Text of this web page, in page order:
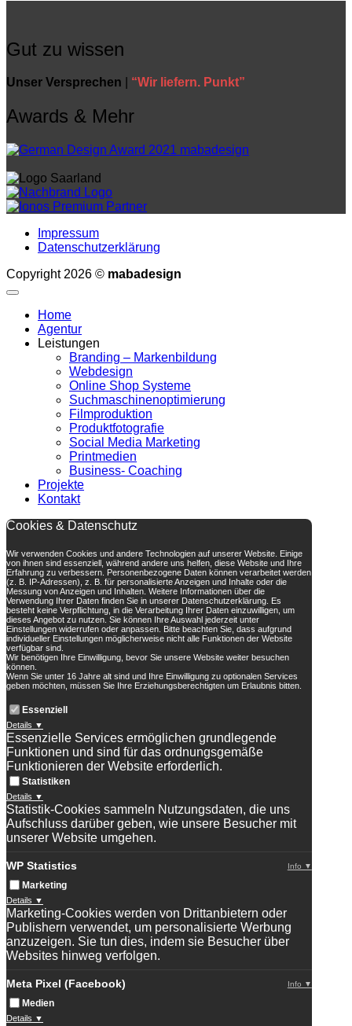
Gut zu wissen
Unser Versprechen “Wir liefern. Punkt”
Awards & Mehr
Impressum
Datenschutzerklärung
Copyright 2026 © mabadesign
Home
Agentur
Leistungen
Branding – Markenbildung
Webdesign
Online Shop Systeme
Suchmaschinenoptimierung
Filmproduktion
Produktfotografie
Social Media Marketing
Printmedien
Business- Coaching
Projekte
Kontakt
Cookies & Datenschutz
Wir verwenden Cookies und andere Technologien auf unserer Website. Einige
von ihnen sind essenziell, während andere uns helfen, diese Website und Ihre
Erfahrung zu verbessern. Personenbezogene Daten können verarbeitet werden
(z. B. IP-Adressen), z. B. für personalisierte Anzeigen und Inhalte oder die
Messung von Anzeigen und Inhalten. Weitere Informationen über die
Verwendung Ihrer Daten finden Sie in unserer Datenschutzerklärung. Es
besteht keine Verpflichtung, in die Verarbeitung Ihrer Daten einzuwilligen, um
dieses Angebot zu nutzen. Sie können Ihre Auswahl jederzeit unter
Einstellungen widerrufen oder anpassen. Bitte beachten Sie, dass aufgrund
individueller Einstellungen möglicherweise nicht alle Funktionen der Website
verfügbar sind.
Wir benötigen Ihre Einwilligung, bevor Sie unsere Website weiter besuchen
können.
Wenn Sie unter 16 Jahre alt sind und Ihre Einwilligung zu optionalen Services
geben möchten, müssen Sie Ihre Erziehungsberechtigten um Erlaubnis bitten.
Essenziell
Details ▼
Essenzielle Services ermöglichen grundlegende
Funktionen und sind für das ordnungsgemäße
Funktionieren der Website erforderlich.
Statistiken
Details ▼
Statistik-Cookies sammeln Nutzungsdaten, die uns
Aufschluss darüber geben, wie unsere Besucher mit
unserer Website umgehen.
WP Statistics Info ▼
Marketing
Details ▼
Marketing-Cookies werden von Drittanbietern oder
Publishern verwendet, um personalisierte Werbung
anzuzeigen. Sie tun dies, indem sie Besucher über
Websites hinweg verfolgen.
Meta Pixel (Facebook) Info ▼
Medien
Details ▼